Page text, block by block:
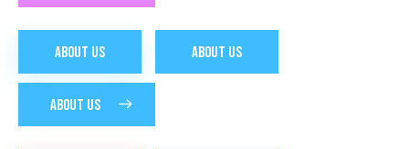
ABOUT US ABOUT US
ABOUT US